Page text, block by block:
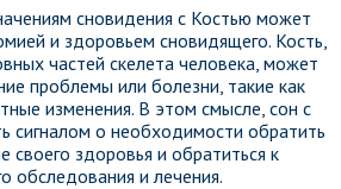
сновидения с Костью может
и здоровьем сновидящего. Кость,
частей скелета человека, может
проблемы или болезни, такие как
изменения. В этом смысле, сон с
сигналом о необходимости обратить
своего здоровья и обратиться к
обследования и лечения.